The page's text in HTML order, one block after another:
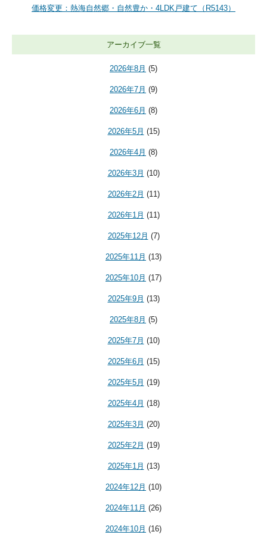
価格変更：熱海自然郷・自然豊か・4LDK戸建て（R5143）
アーカイブ一覧
2026年8月 (5)
2026年7月 (9)
2026年6月 (8)
2026年5月 (15)
2026年4月 (8)
2026年3月 (10)
2026年2月 (11)
2026年1月 (11)
2025年12月 (7)
2025年11月 (13)
2025年10月 (17)
2025年9月 (13)
2025年8月 (5)
2025年7月 (10)
2025年6月 (15)
2025年5月 (19)
2025年4月 (18)
2025年3月 (20)
2025年2月 (19)
2025年1月 (13)
2024年12月 (10)
2024年11月 (26)
2024年10月 (16)